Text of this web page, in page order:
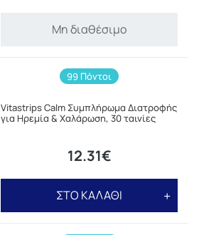
Μη διαθέσιμο
99 Πόντοι
Vitastrips Calm Συμπλήρωμα Διατροφής
για Ηρεμία & Χαλάρωση, 30 ταινίες
12.31€
ΣΤΟ ΚΑΛΑΘΙ